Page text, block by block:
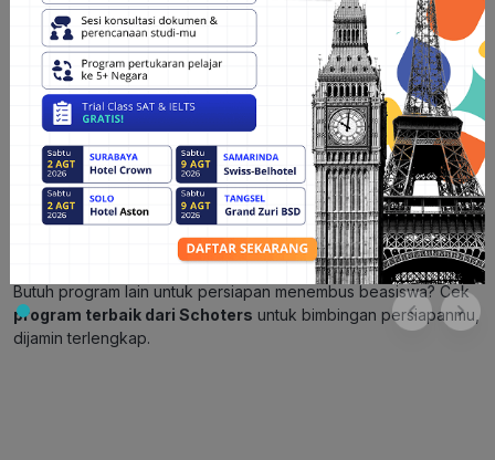
peringkat yang tinggi, lokasi kampus yang strategis, jenjang
pendidikan yang beragam, jurusan dan fakultas yang lengkap,
serta opsi beasiswa yang tersedia bagi pelajar asal Indonesia,
Hiroshima University menjadi destinasi menarik bagi mereka
yang ingin mengejar pendidikan tinggi di Jepang.
Rekomendasi Bimbingan LolosHiroshima University
Ingin lolos ke Hiroshima University? Yuk konsultasi dengan
konsultan expert Schotersagar kamu lebih tahu informasi
selengkapnya bersama Schoters!
Butuh program lain untuk persiapan menembus beasiswa? Cek
program terbaik dari Schoters untuk bimbingan persiapanmu,
dijamin terlengkap.